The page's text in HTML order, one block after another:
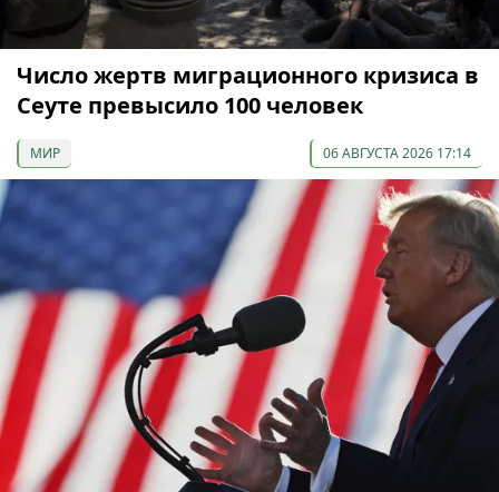
Число жертв миграционного кризиса в
Сеуте превысило 100 человек
МИР 06 АВГУСТА 2026 17:14